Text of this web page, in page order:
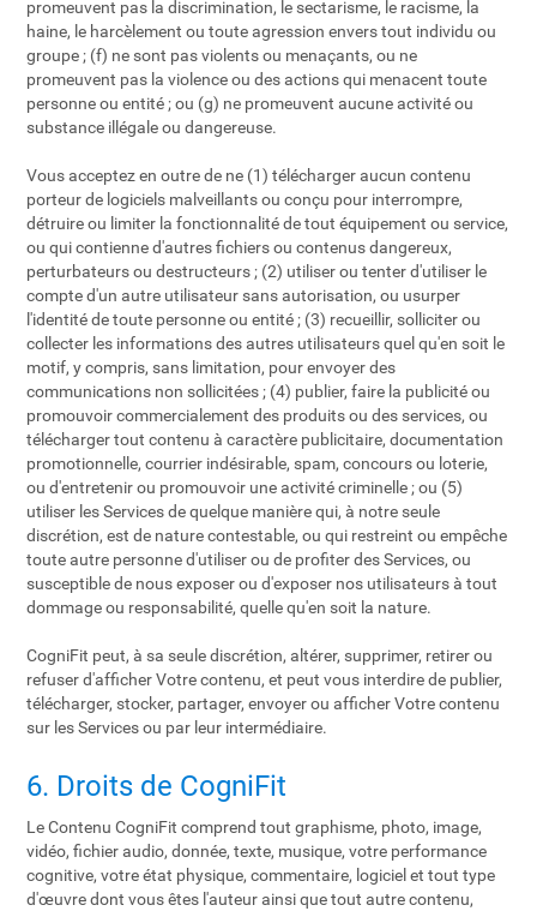
promeuvent pas la discrimination, le sectarisme, le racisme, la
haine, le harcèlement ou toute agression envers tout individu ou
groupe ; (f) ne sont pas violents ou menaçants, ou ne
promeuvent pas la violence ou des actions qui menacent toute
personne ou entité ; ou (g) ne promeuvent aucune activité ou
substance illégale ou dangereuse.
Vous acceptez en outre de ne (1) télécharger aucun contenu
porteur de logiciels malveillants ou conçu pour interrompre,
détruire ou limiter la fonctionnalité de tout équipement ou service,
ou qui contienne d'autres fichiers ou contenus dangereux,
perturbateurs ou destructeurs ; (2) utiliser ou tenter d'utiliser le
compte d'un autre utilisateur sans autorisation, ou usurper
l'identité de toute personne ou entité ; (3) recueillir, solliciter ou
collecter les informations des autres utilisateurs quel qu'en soit le
motif, y compris, sans limitation, pour envoyer des
communications non sollicitées ; (4) publier, faire la publicité ou
promouvoir commercialement des produits ou des services, ou
télécharger tout contenu à caractère publicitaire, documentation
promotionnelle, courrier indésirable, spam, concours ou loterie,
ou d'entretenir ou promouvoir une activité criminelle ; ou (5)
utiliser les Services de quelque manière qui, à notre seule
discrétion, est de nature contestable, ou qui restreint ou empêche
toute autre personne d'utiliser ou de profiter des Services, ou
susceptible de nous exposer ou d'exposer nos utilisateurs à tout
dommage ou responsabilité, quelle qu'en soit la nature.
CogniFit peut, à sa seule discrétion, altérer, supprimer, retirer ou
refuser d'afficher Votre contenu, et peut vous interdire de publier,
télécharger, stocker, partager, envoyer ou afficher Votre contenu
sur les Services ou par leur intermédiaire.
6. Droits de CogniFit
Le Contenu CogniFit comprend tout graphisme, photo, image,
vidéo, fichier audio, donnée, texte, musique, votre performance
cognitive, votre état physique, commentaire, logiciel et tout type
d'œuvre dont vous êtes l'auteur ainsi que tout autre contenu,